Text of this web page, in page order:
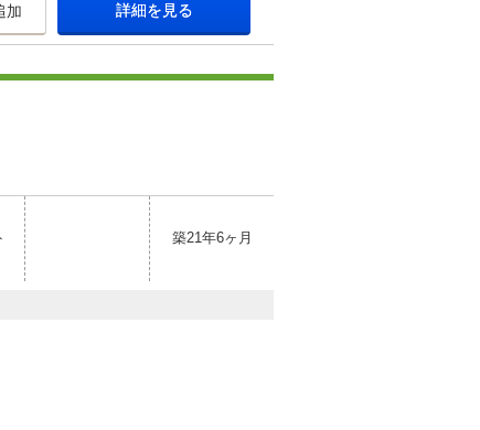
加 詳細を見る
築21年6ヶ月